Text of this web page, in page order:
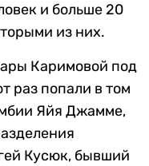
и больше 20
из них.
Каримовой под
раз попали в том
Яйя Джамме,
Кусюк, бывший